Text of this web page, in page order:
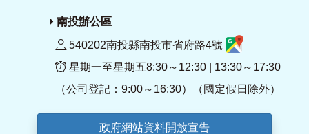
南投辦公區
540202南投縣南投市省府路4號
星期一至星期五8:30～12:30 | 13:30～17:30
（公司登記：9:00～16:30）（國定假日除外）
政府網站資料開放宣告